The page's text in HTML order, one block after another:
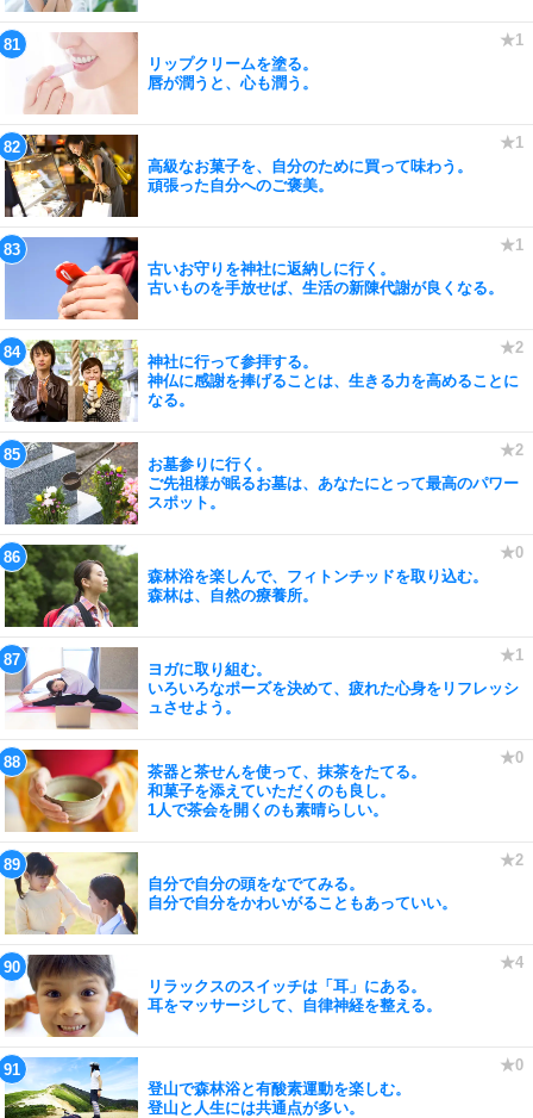
リップクリームを塗る。
唇が潤うと、心も潤う。
高級なお菓子を、自分のために買って味わう。
頑張った自分へのご褒美。
古いお守りを神社に返納しに行く。
古いものを手放せば、生活の新陳代謝が良くなる。
神社に行って参拝する。
神仏に感謝を捧げることは、生きる力を高めることに
なる。
お墓参りに行く。
ご先祖様が眠るお墓は、あなたにとって最高のパワー
スポット。
森林浴を楽しんで、フィトンチッドを取り込む。
森林は、自然の療養所。
ヨガに取り組む。
いろいろなポーズを決めて、疲れた心身をリフレッシ
ュさせよう。
茶器と茶せんを使って、抹茶をたてる。
和菓子を添えていただくのも良し。
1人で茶会を開くのも素晴らしい。
自分で自分の頭をなでてみる。
自分で自分をかわいがることもあっていい。
リラックスのスイッチは「耳」にある。
耳をマッサージして、自律神経を整える。
登山で森林浴と有酸素運動を楽しむ。
登山と人生には共通点が多い。